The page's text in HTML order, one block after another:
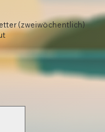
(zweiwöchentlich)